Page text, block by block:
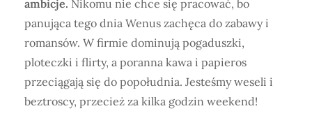
ambicje. Nikomu nie chce się pracować, bo
panująca tego dnia Wenus zachęca do zabawy i
romansów. W firmie dominują pogaduszki,
ploteczki i flirty, a poranna kawa i papieros
przeciągają się do popołudnia. Jesteśmy weseli i
beztroscy, przecież za kilka godzin weekend!